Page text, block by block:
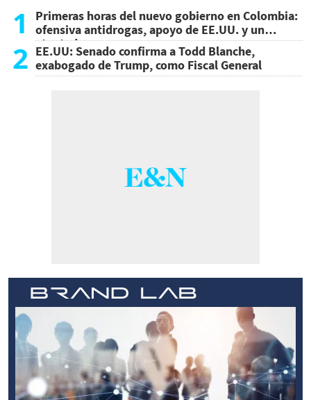
1
Primeras horas del nuevo gobierno en Colombia:
ofensiva antidrogas, apoyo de EE.UU. y un
atentado
2 EE.UU: Senado confirma a Todd Blanche,
exabogado de Trump, como Fiscal General